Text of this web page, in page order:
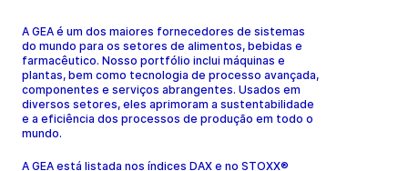
A GEA é um dos maiores fornecedores de sistemas
do mundo para os setores de alimentos, bebidas e
farmacêutico. Nosso portfólio inclui máquinas e
plantas, bem como tecnologia de processo avançada,
componentes e serviços abrangentes. Usados em
diversos setores, eles aprimoram a sustentabilidade
e a eficiência dos processos de produção em todo o
mundo.
A GEA está listada nos índices DAX e no STOXX®